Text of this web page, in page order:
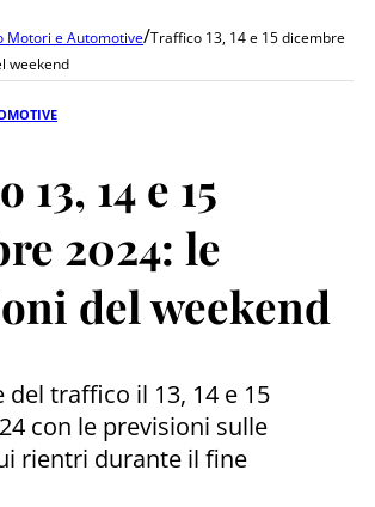
Motori e Automotive/Traffico 13, 14 e 15 dicembre
weekend
14 e 15
2024: le
del weekend
del traffico il 13, 14 e 15
con le previsioni sulle
rientri durante il fine